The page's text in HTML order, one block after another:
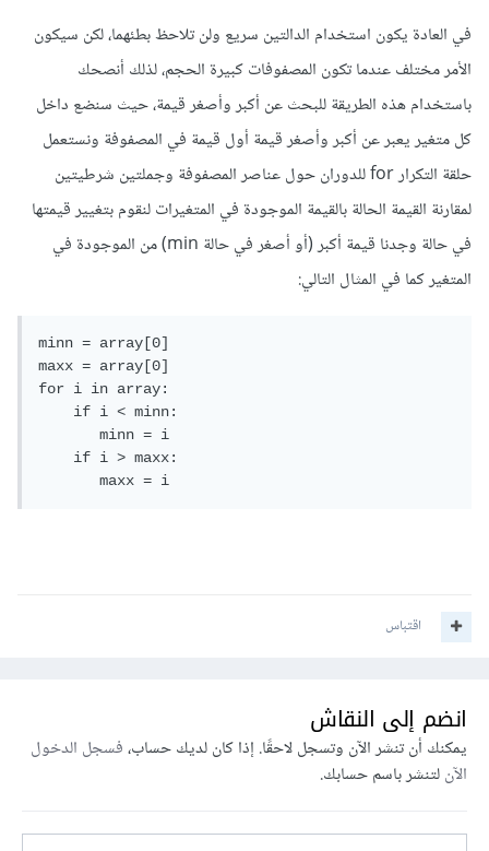
في العادة يكون استخدام الدالتين سريع ولن تلاحظ بطئهما، لكن سيكون
الأمر مختلف عندما تكون المصفوفات كبيرة الحجم، لذلك أنصحك
باستخدام هذه الطريقة للبحث عن أكبر وأصغر قيمة، حيث سنضع داخل
كل متغير يعبر عن أكبر وأصغر قيمة أول قيمة في المصفوفة ونستعمل
حلقة التكرار for للدوران حول عناصر المصفوفة وجملتين شرطيتين
لمقارنة القيمة الحالة بالقيمة الموجودة في المتغيرات لنقوم بتغيير قيمتها
في حالة وجدنا قيمة أكبر (أو أصغر في حالة min) من الموجودة في
المتغير كما في المثال التالي:
minn = array[0]
maxx = array[0]
for i in array:
    if i < minn:
       minn = i
    if i > maxx:
       maxx = i
اقتباس
انضم إلى النقاش
يمكنك أن تنشر الآن وتسجل لاحقًا. إذا كان لديك حساب،فسجل الدخول
الآنلتنشر باسم حسابك.